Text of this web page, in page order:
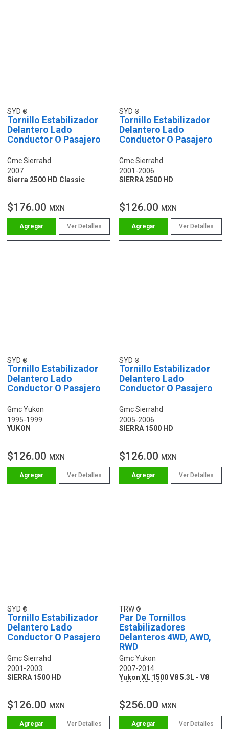
SYD
Tornillo Estabilizador
Delantero Lado
Conductor O Pasajero
Gmc Sierrahd
2007
Sierra 2500 HD Classic
$176.00 MXN
Ver Detalles
SYD
Tornillo Estabilizador
Delantero Lado
Conductor O Pasajero
Gmc Sierrahd
2001-2006
SIERRA 2500 HD
$126.00 MXN
Ver Detalles
SYD
Tornillo Estabilizador
Delantero Lado
Conductor O Pasajero
Gmc Yukon
1995-1999
YUKON
$126.00 MXN
Ver Detalles
SYD
Tornillo Estabilizador
Delantero Lado
Conductor O Pasajero
Gmc Sierrahd
2005-2006
SIERRA 1500 HD
$126.00 MXN
Ver Detalles
SYD
Tornillo Estabilizador
Delantero Lado
Conductor O Pasajero
Gmc Sierrahd
2001-2003
SIERRA 1500 HD
$126.00 MXN
Ver Detalles
TRW
Par De Tornillos
Estabilizadores
Delanteros 4WD, AWD,
RWD
Gmc Yukon
2007-2014
Yukon XL 1500 V8 5.3L - V8
6.0L - V8 6.2L
$256.00 MXN
Ver Detalles